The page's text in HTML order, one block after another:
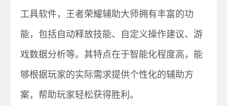
工具软件，王者荣耀辅助大师拥有丰富的功
能，包括自动释放技能、自定义操作建议、游
戏数据分析等。其特点在于智能化程度高，能
够根据玩家的实际需求提供个性化的辅助方
案，帮助玩家轻松获得胜利。